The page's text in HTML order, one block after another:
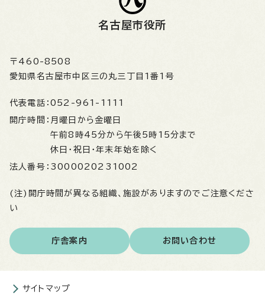
名古屋市役所
〒460-8508
愛知県名古屋市中区三の丸三丁目1番1号
代表電話： 052-961-1111
開庁時間： 月曜日から金曜日
午前8時45分から午後5時15分まで
休日・祝日・年末年始を除く
法人番号： 3000020231002
(注)開庁時間が異なる組織、施設がありますのでご注意くださ
い
庁舎案内 お問い合わせ
サイトマップ